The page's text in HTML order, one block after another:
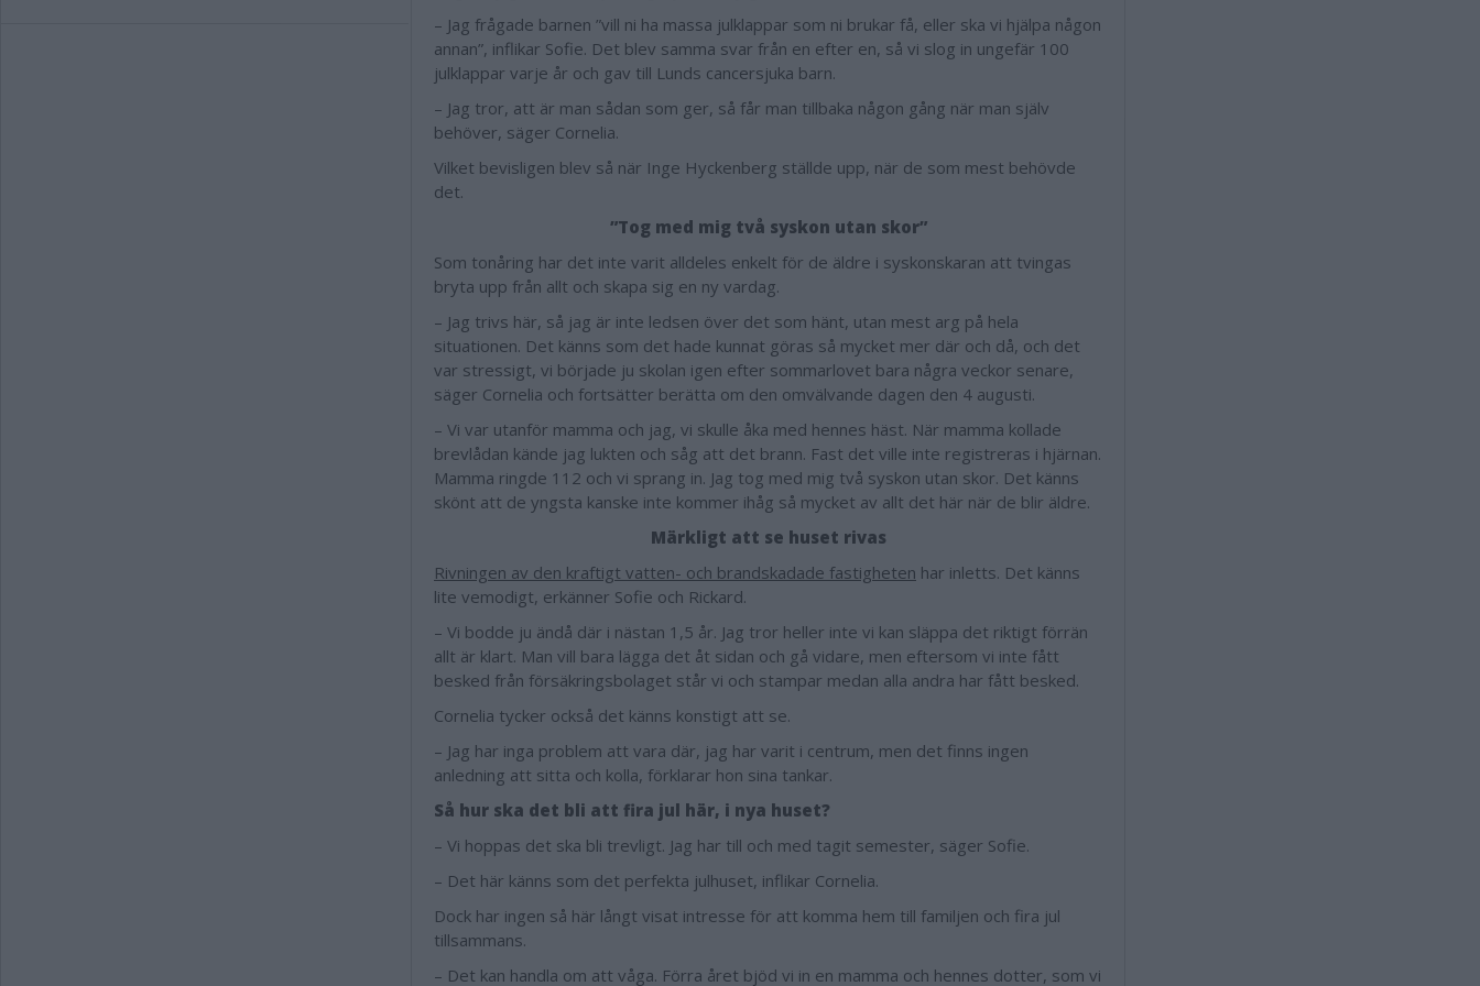
– Jag frågade barnen ”vill ni ha massa julklappar som ni brukar få, eller ska vi hjälpa någon
annan”, inflikar Sofie. Det blev samma svar från en efter en, så vi slog in ungefär 100
julklappar varje år och gav till Lunds cancersjuka barn.
– Jag tror, att är man sådan som ger, så får man tillbaka någon gång när man själv
behöver, säger Cornelia.
Vilket bevisligen blev så när Inge Hyckenberg ställde upp, när de som mest behövde
det.
”Tog med mig två syskon utan skor”
Som tonåring har det inte varit alldeles enkelt för de äldre i syskonskaran att tvingas
bryta upp från allt och skapa sig en ny vardag.
– Jag trivs här, så jag är inte ledsen över det som hänt, utan mest arg på hela
situationen. Det känns som det hade kunnat göras så mycket mer där och då, och det
var stressigt, vi började ju skolan igen efter sommarlovet bara några veckor senare,
säger Cornelia och fortsätter berätta om den omvälvande dagen den 4 augusti.
– Vi var utanför mamma och jag, vi skulle åka med hennes häst. När mamma kollade
brevlådan kände jag lukten och såg att det brann. Fast det ville inte registreras i hjärnan.
Mamma ringde 112 och vi sprang in. Jag tog med mig två syskon utan skor. Det känns
skönt att de yngsta kanske inte kommer ihåg så mycket av allt det här när de blir äldre.
Märkligt att se huset rivas
Rivningen av den kraftigt vatten- och brandskadade fastigheten har inletts. Det känns
lite vemodigt, erkänner Sofie och Rickard.
– Vi bodde ju ändå där i nästan 1,5 år. Jag tror heller inte vi kan släppa det riktigt förrän
allt är klart. Man vill bara lägga det åt sidan och gå vidare, men eftersom vi inte fått
besked från försäkringsbolaget står vi och stampar medan alla andra har fått besked.
Cornelia tycker också det känns konstigt att se.
– Jag har inga problem att vara där, jag har varit i centrum, men det finns ingen
anledning att sitta och kolla, förklarar hon sina tankar.
Så hur ska det bli att fira jul här, i nya huset?
– Vi hoppas det ska bli trevligt. Jag har till och med tagit semester, säger Sofie.
– Det här känns som det perfekta julhuset, inflikar Cornelia.
Dock har ingen så här långt visat intresse för att komma hem till familjen och fira jul
tillsammans.
– Det kan handla om att våga. Förra året bjöd vi in en mamma och hennes dotter, som vi